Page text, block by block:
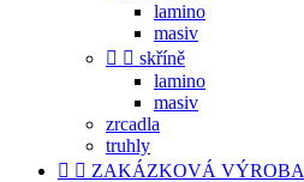
lamino
masiv
  skříně
lamino
masiv
zrcadla
truhly
  ZAKÁZKOVÁ VÝROBA